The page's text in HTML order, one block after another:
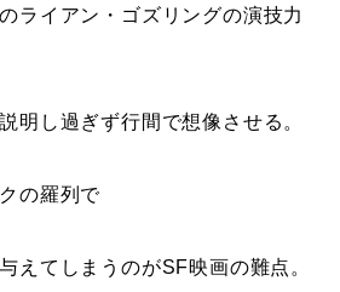
ライアン・ゴズリングの演技力
明し過ぎず行間で想像させる。
の羅列で
えてしまうのがSF映画の難点。